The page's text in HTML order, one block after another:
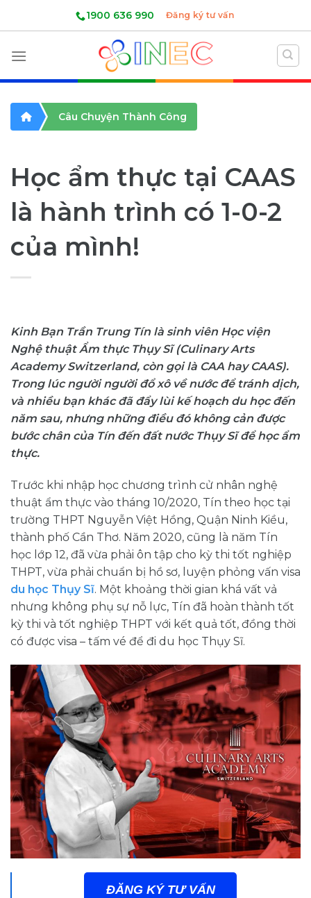
1900 636 990 Đăng ký tư vấn
Câu Chuyện Thành Công
Học ẩm thực tại CAAS
là hành trình có 1-0-2
của mình!
Kinh Bạn Trần Trung Tín là sinh viên Học viện
Nghệ thuật Ẩm thực Thụy Sĩ (Culinary Arts
Academy Switzerland, còn gọi là CAA hay CAAS).
Trong lúc người người đổ xô về nước để tránh dịch,
và nhiều bạn khác đã đẩy lùi kế hoạch du học đến
năm sau, nhưng những điều đó không cản được
bước chân của Tín đến đất nước Thụy Sĩ để học ẩm
thực.
Trước khi nhập học chương trình cử nhân nghệ
thuật ẩm thực vào tháng 10/2020, Tín theo học tại
trường THPT Nguyễn Việt Hồng, Quận Ninh Kiều,
thành phố Cần Thơ. Năm 2020, cũng là năm Tín
học lớp 12, đã vừa phải ôn tập cho kỳ thi tốt nghiệp
THPT, vừa phải chuẩn bị hồ sơ, luyện phỏng vấn visa
du học Thụy Sĩ. Một khoảng thời gian khá vất vả
nhưng không phụ sự nỗ lực, Tín đã hoàn thành tốt
kỳ thi và tốt nghiệp THPT với kết quả tốt, đồng thời
có được visa – tấm vé để đi du học Thụy Sĩ.
ĐĂNG KÝ TƯ VẤN